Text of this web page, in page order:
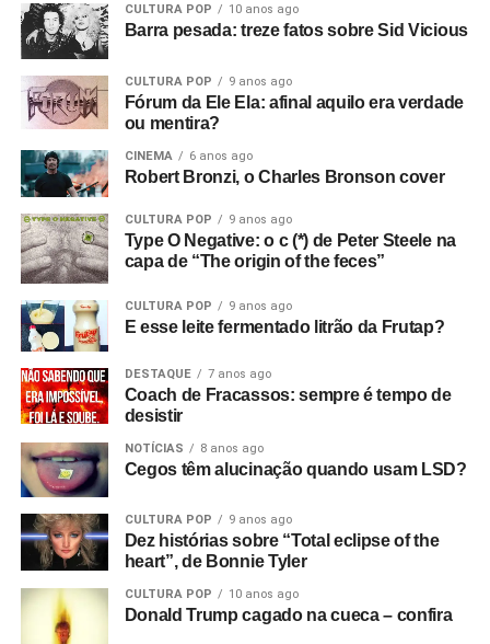
CULTURA POP 10 anos ago
Barra pesada: treze fatos sobre Sid Vicious
CULTURA POP 9 anos ago
Fórum da Ele Ela: afinal aquilo era verdade
ou mentira?
CINEMA 6 anos ago
Robert Bronzi, o Charles Bronson cover
CULTURA POP 9 anos ago
Type O Negative: o c (*) de Peter Steele na
capa de “The origin of the feces”
CULTURA POP 9 anos ago
E esse leite fermentado litrão da Frutap?
DESTAQUE 7 anos ago
Coach de Fracassos: sempre é tempo de
desistir
NOTÍCIAS 8 anos ago
Cegos têm alucinação quando usam LSD?
CULTURA POP 9 anos ago
Dez histórias sobre “Total eclipse of the
heart”, de Bonnie Tyler
CULTURA POP 10 anos ago
Donald Trump cagado na cueca – confira